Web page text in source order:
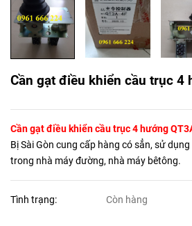
Cần gạt điều khiển cầu trục 4
Cần gạt điều khiển cầu trục 4 hướng
Bị Sài Gòn cung cấp hàng có sẳn, sử
trong nhà máy đường, nhà máy bêtông.
Tình trạng: Còn hàng